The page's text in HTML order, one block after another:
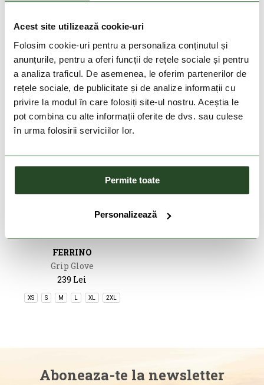
Acest site utilizează cookie-uri
Folosim cookie-uri pentru a personaliza conținutul și
anunțurile, pentru a oferi funcții de rețele sociale și pentru
a analiza traficul. De asemenea, le oferim partenerilor de
rețele sociale, de publicitate și de analize informații cu
privire la modul în care folosiți site-ul nostru. Aceștia le
pot combina cu alte informații oferite de dvs. sau culese
în urma folosirii serviciilor lor.
Permite toate
Personalizează
M's Storm Fleece Run Gloves
219 Lei
131 Lei
SM MD LG XL
269 Lei
S M L 2XL
FERRINO
Grip Glove
239 Lei
XS S M XL 2XL
Aboneaza-te la newsletter